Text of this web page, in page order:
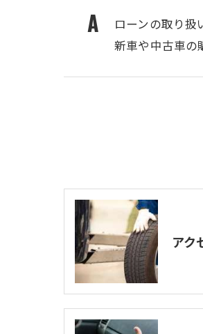
ローンの取り扱
新車や中古車の
アク